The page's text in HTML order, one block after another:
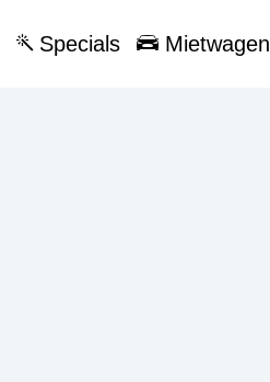
Specials Mietwagen